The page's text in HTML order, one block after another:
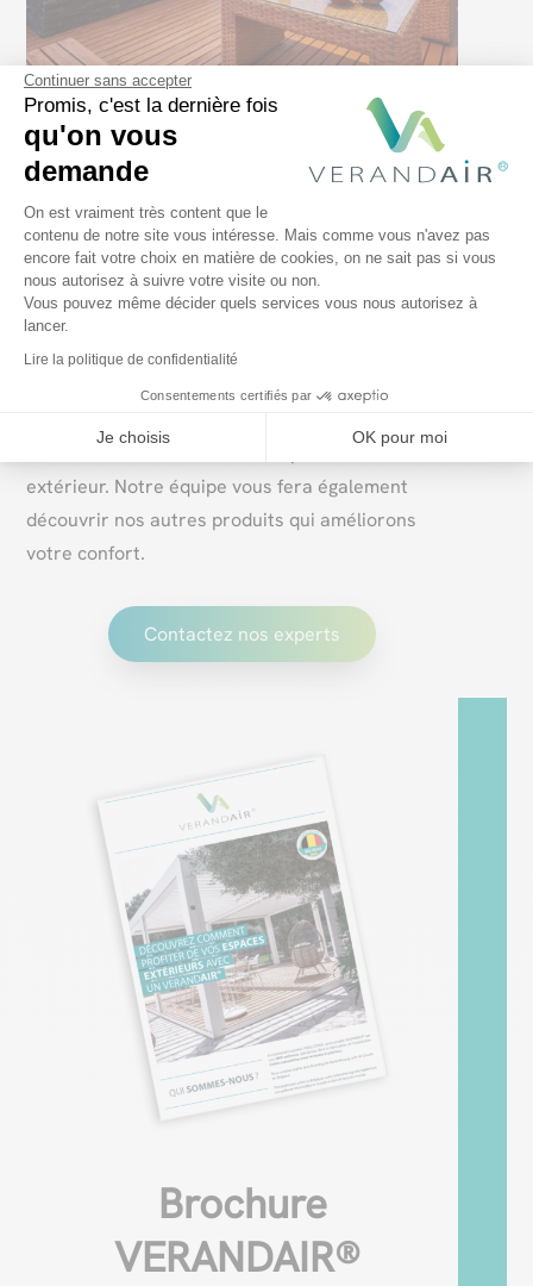
Continuer sans accepter
Promis, c'est la dernière fois
qu'on vous
demande
Plateforme de Gestion du
On est vraiment très content que le
contenu de notre site vous intéresse. Mais comme vous n'avez pas
encore fait votre choix en matière de cookies, on ne sait pas si vous
nous autorisez à suivre votre visite ou non.
Vous pouvez même décider quels services vous nous autorisez à
lancer.
Lire la politique de confidentialité
Consentements certifiés par
Je choisis OK pour moi
Axeptio consent
Bref
Avoir un chauffage efficace est la promesse d’un
espace extérieur toujours accueillant où il fait
! Chez Verandair
, nous vous aidons à
conviendra le mieux à votre espace de vie
extérieur. Notre équipe vous fera également
découvrir nos autres produits qui améliorons
votre confort.
Contactez nos experts
Brochure
VERANDAIR®